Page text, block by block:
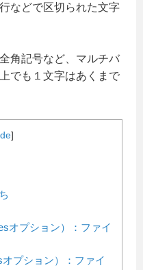
などで区切られた文字
角記号など、マルチバ
でも１文字はあくまで
]
オプション）：ファイ
プション）：ファイ